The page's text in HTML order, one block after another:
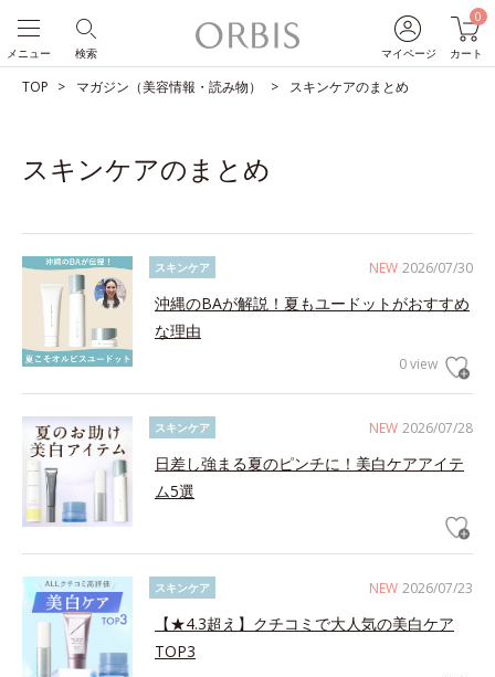
マイページ
0
カート
検索
メニュー
TOP マガジン（美容情報・読み物） スキンケアのまとめ
スキンケアのまとめ
NEW 2026/07/30
スキンケア
沖縄のBAが解説！夏もユードットがおすすめ
な理由
0 view
NEW 2026/07/28
スキンケア
日差し強まる夏のピンチに！美白ケアアイテ
ム5選
NEW 2026/07/23
スキンケア
【★4.3超え】クチコミで大人気の美白ケア
TOP3